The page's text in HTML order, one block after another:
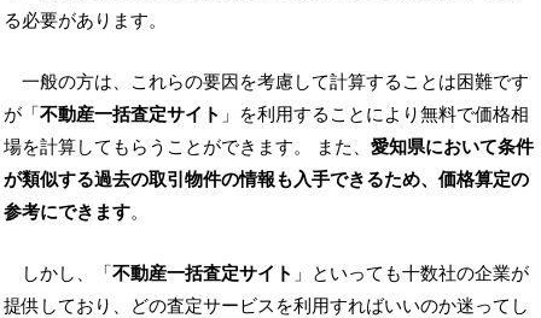
る必要があります。
一般の方は、これらの要因を考慮して計算することは困難です
が「不動産一括査定サイト 」を利用することにより無料で価格相
場を計算してもらうことができます。 また、 愛知県において条件
が類似する過去の取引物件の情報も入手できるため、価格算定の
参考にできます。
しかし、「不動産一括査定サイト 」といっても十数社の企業が
提供しており、どの査定サービスを利用すればいいのか迷ってし